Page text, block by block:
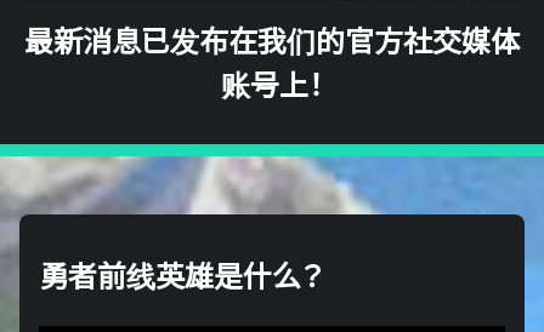
最新消息已发布在我们的官方社交媒体
账号上！
勇者前线英雄是什么？